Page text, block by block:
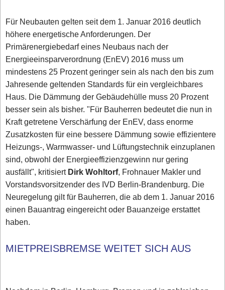
Für Neubauten gelten seit dem 1. Januar 2016 deutlich
höhere energetische Anforderungen. Der
Primärenergiebedarf eines Neubaus nach der
Energieeinsparverordnung (EnEV) 2016 muss um
mindestens 25 Prozent geringer sein als nach den bis zum
Jahresende geltenden Standards für ein vergleichbares
Haus. Die Dämmung der Gebäudehülle muss 20 Prozent
besser sein als bisher. "Für Bauherren bedeutet die nun in
Kraft getretene Verschärfung der EnEV, dass enorme
Zusatzkosten für eine bessere Dämmung sowie effizientere
Heizungs-, Warmwasser- und Lüftungstechnik einzuplanen
sind, obwohl der Energieeffizienzgewinn nur gering
ausfällt", kritisiertDirk Wohltorf, Frohnauer Makler und
Vorstandsvorsitzender des IVD Berlin-Brandenburg. Die
Neuregelung gilt für Bauherren, die ab dem 1. Januar 2016
einen Bauantrag eingereicht oder Bauanzeige erstattet
haben.
MIETPREISBREMSE WEITET SICH AUS